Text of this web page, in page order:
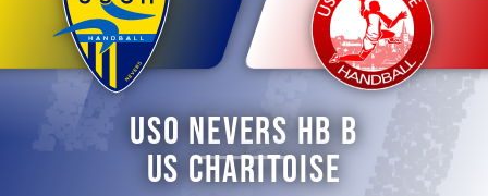
USO Nevers HB B
US Charitoise